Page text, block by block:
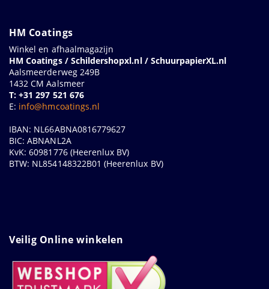
HM Coatings
Winkel en afhaalmagazijn
HM Coatings / Schildershopxl.nl / SchuurpapierXL.nl
Aalsmeerderweg 249B
1432 CM Aalsmeer
T: +31 297 521 676
E: info@hmcoatings.nl
IBAN: NL66ABNA0816779627
BIC: ABNANL2A
KvK: 60981776 (Heerenlux BV)
BTW: NL854148322B01 (Heerenlux BV)
Veilig Online winkelen